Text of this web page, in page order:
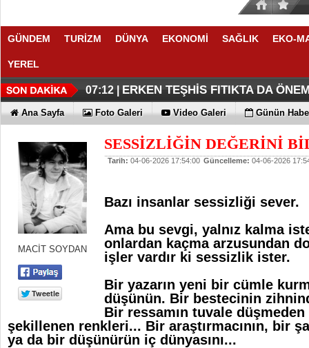
GÜNDEM TURİZM DÜNYA EKONOMİ SAĞLIK EKO-
YEREL
07:27 |KLASİK MÜZİK YAYINCILIĞINDA
07:17 |DÜZENLEMEYİ
07:12 | ERKEN TEŞHİS FITIKTA DA
06:33 |KAYIP RAKAMLARI BİLE
06:28 |EN İYİLER DEĞİL EN UYGUNLAR
06:23 |KOÇ GİBİ YATIRIM YAPTILAR
06:17 |DÖRT ŞİRKET DAHA!!!
06:13 |FUJİTSU'DAN YENİ RENK
Ana Sayfa Foto Galeri Video Galeri Günün
MACİT SOYDAN
SESSİZLİĞİN DEĞERİNİ
Tarih: 04-06-2026 17:54:00 Güncelleme: 04-06-2026
Bazı insanlar sessizliği sever.
Ama bu sevgi, yalnız kalma
onlardan kaçma arzusundan
işler vardır ki sessizlik ister.
Bir yazarın yeni bir cümle
düşünün. Bir bestecinin
Bir ressamın tuvale
şekillenen renkleri... Bir araştırmacının, bir
ya da bir düşünürün iç dünyasını...